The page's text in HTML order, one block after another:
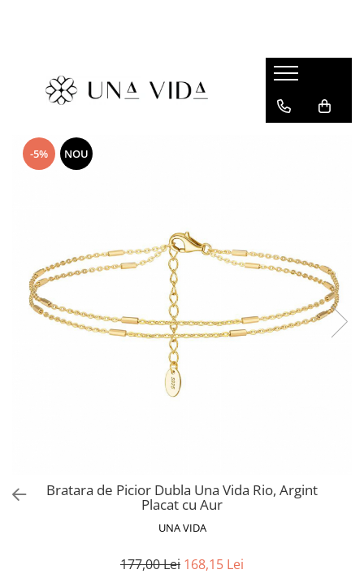
Cadouri pentru EA
CADOURI sub 150 lei - EA
CADOURI sub 150 lei - EL
-5% NOU
Bratara de Picior Dubla Una Vida Rio, Argint
Placat cu Aur
UNA VIDA
177,00 Lei 168,15 Lei